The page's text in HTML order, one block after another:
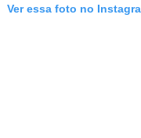
Ver essa foto no